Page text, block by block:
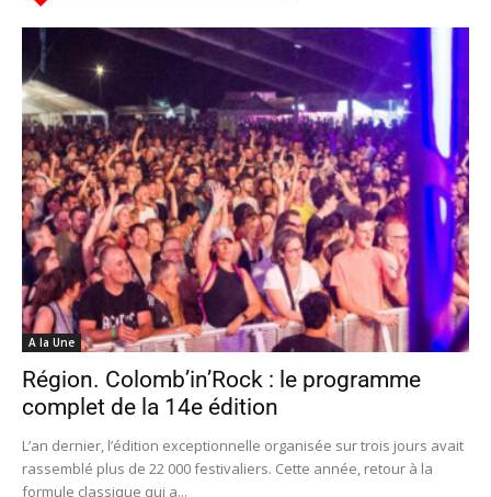
A la Une
Région. Colomb’in’Rock : le programme
complet de la 14e édition
L’an dernier, l’édition exceptionnelle organisée sur trois jours avait
rassemblé plus de 22 000 festivaliers. Cette année, retour à la
formule classique qui a...